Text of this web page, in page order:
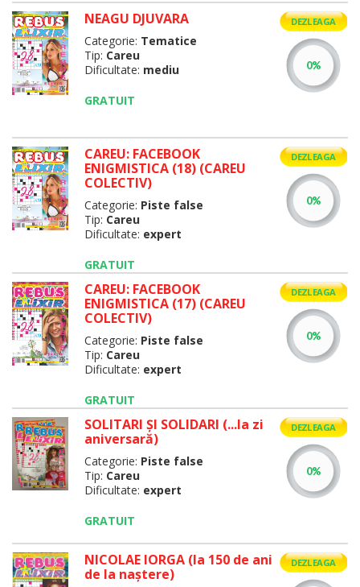
NEAGU DJUVARA
Categorie: Tematice
Tip: Careu
Dificultate: mediu
GRATUIT
DEZLEAGA
CAREU: FACEBOOK
ENIGMISTICA (18) (CAREU
COLECTIV)
Categorie: Piste false
Tip: Careu
Dificultate: expert
GRATUIT
DEZLEAGA
CAREU: FACEBOOK
ENIGMISTICA (17) (CAREU
COLECTIV)
Categorie: Piste false
Tip: Careu
Dificultate: expert
GRATUIT
DEZLEAGA
SOLITARI ȘI SOLIDARI (...la zi
aniversară)
Categorie: Piste false
Tip: Careu
Dificultate: expert
GRATUIT
DEZLEAGA
NICOLAE IORGA (la 150 de ani
de la naştere)
DEZLEAGA